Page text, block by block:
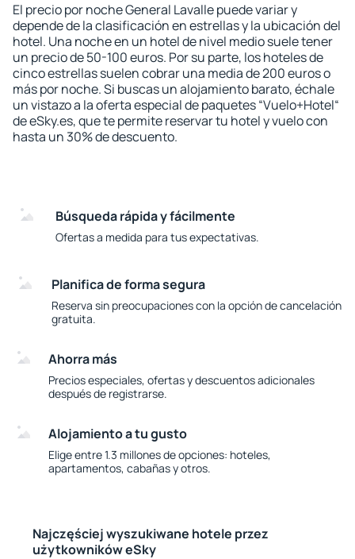
El precio por noche General Lavalle puede variar y
depende de la clasificación en estrellas y la ubicación del
hotel. Una noche en un hotel de nivel medio suele tener
un precio de 50-100 euros. Por su parte, los hoteles de
cinco estrellas suelen cobrar una media de 200 euros o
más por noche. Si buscas un alojamiento barato, échale
un vistazo a la oferta especial de paquetes “Vuelo+Hotel“
de eSky.es, que te permite reservar tu hotel y vuelo con
hasta un 30% de descuento.
Búsqueda rápida y fácilmente
Ofertas a medida para tus expectativas.
Planifica de forma segura
Reserva sin preocupaciones con la opción de cancelación
gratuita.
Ahorra más
Precios especiales, ofertas y descuentos adicionales
después de registrarse.
Alojamiento a tu gusto
Elige entre 1.3 millones de opciones: hoteles,
apartamentos, cabañas y otros.
Najczęściej wyszukiwane hotele przez
użytkowników eSky